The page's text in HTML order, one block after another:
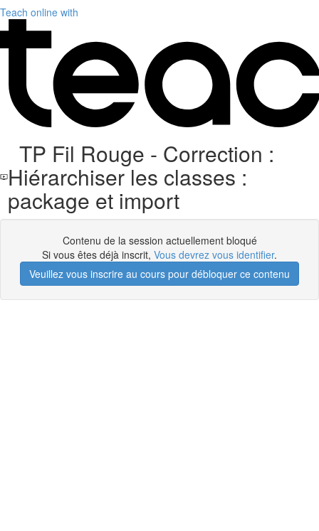
Teach online with
TP Fil Rouge - Correction :
Hiérarchiser les classes :
package et import
Contenu de la session actuellement bloqué
Si vous êtes déjà inscrit, Vous devrez vous identifier.
Veuillez vous inscrire au cours pour débloquer ce contenu